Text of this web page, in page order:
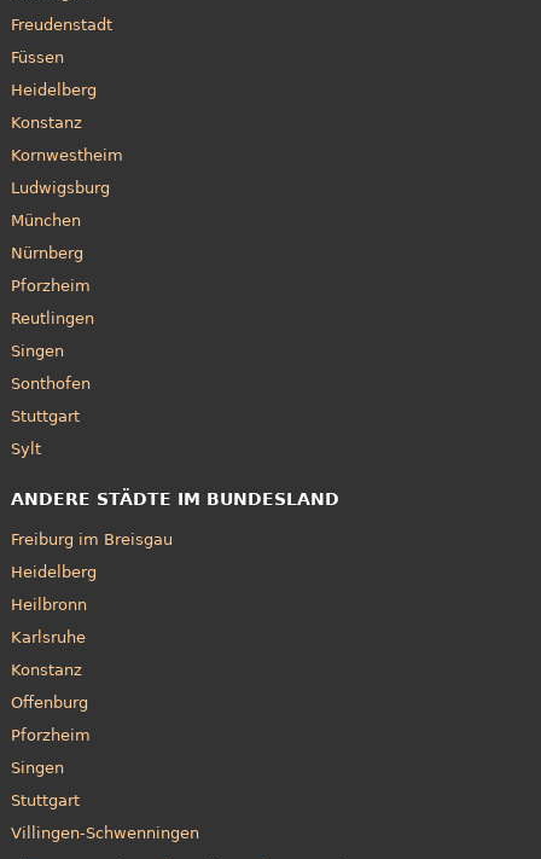
Freudenstadt
Füssen
Heidelberg
Konstanz
Kornwestheim
Ludwigsburg
München
Nürnberg
Pforzheim
Reutlingen
Singen
Sonthofen
Stuttgart
Sylt
ANDERE STÄDTE IM BUNDESLAND
Freiburg im Breisgau
Heidelberg
Heilbronn
Karlsruhe
Konstanz
Offenburg
Pforzheim
Singen
Stuttgart
Villingen-Schwenningen